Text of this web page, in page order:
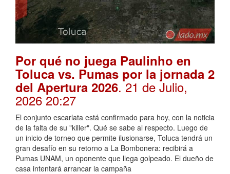
Por qué no juega Paulinho en
Toluca vs. Pumas por la jornada 2
del Apertura 2026. 21 de Julio,
2026 20:27
El conjunto escarlata está confirmado para hoy, con la noticia
de la falta de su "killer". Qué se sabe al respecto. Luego de
un inicio de torneo que permite ilusionarse, Toluca tendrá un
gran desafío en su retorno a La Bombonera: recibirá a
Pumas UNAM, un oponente que llega golpeado. El dueño de
casa intentará arrancar la campaña